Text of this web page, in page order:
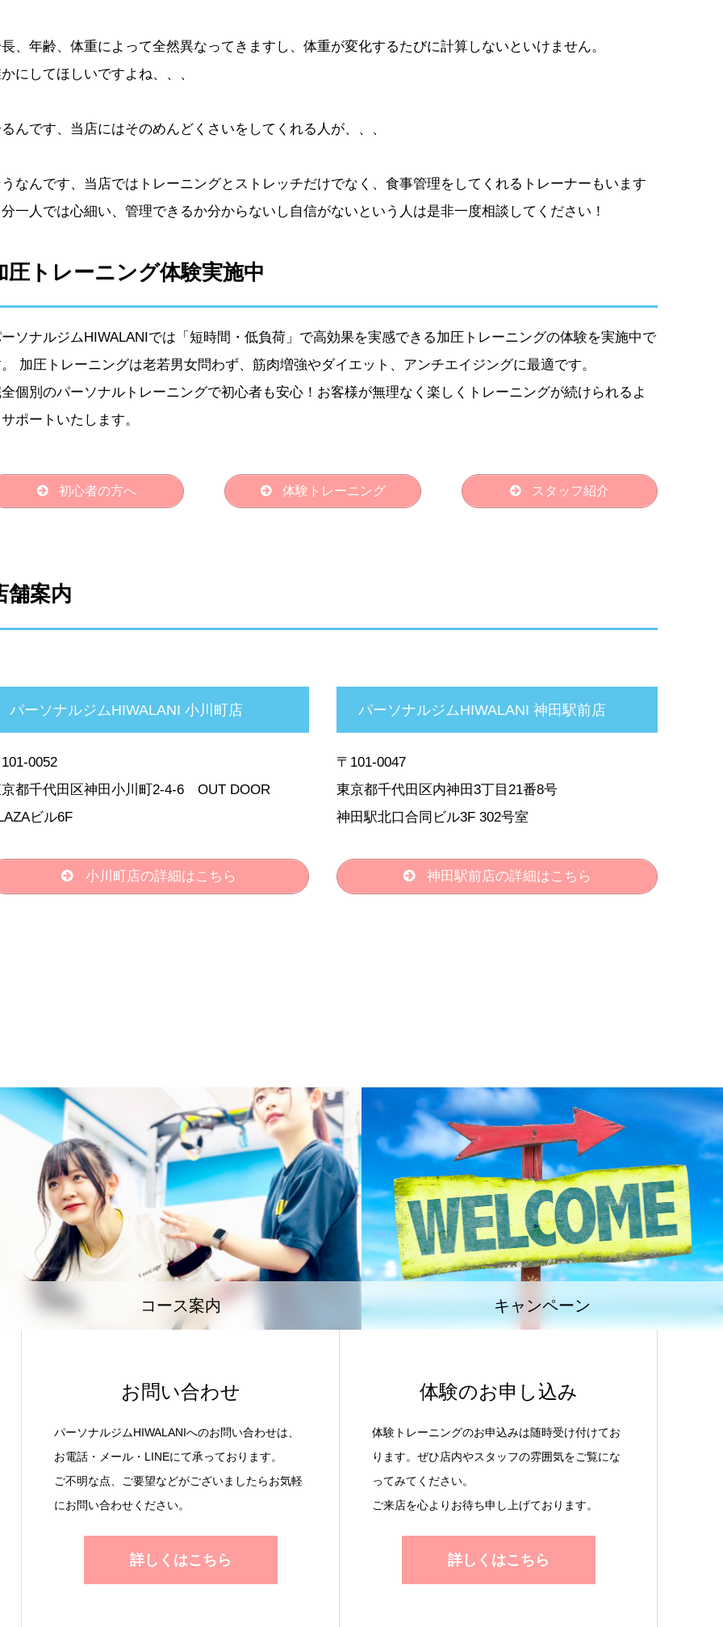
、年齢、体重によって全然異なってきますし、体重が変化するたびに計算しないといけません。
にしてほしいですよね、、、
るんです、当店にはそのめんどくさいをしてくれる人が、、、
なんです、当店ではトレーニングとストレッチだけでなく、食事管理をしてくれるトレーナーもいます
分一人では心細い、管理できるか分からないし自信がないという人は是非一度相談してください！
圧トレーニング体験実施中
ソナルジムHIWALANIでは「短時間・低負荷」で高効果を実感できる加圧トレーニングの体験を実施中で
加圧トレーニングは老若男女問わず、筋肉増強やダイエット、アンチエイジングに最適です。
個別のパーソナルトレーニングで初心者も安心！お客様が無理なく楽しくトレーニングが続けられるよ
サポートいたします。
初心者の方へ 体験トレーニング スタッフ紹介
舗案内
パーソナルジムHIWALANI 小川町店
0052
都千代田区神田小川町2-4-6 OUT DOOR
ビル6F
小川町店の詳細はこちら
パーソナルジムHIWALANI 神田駅前店
〒101-0047
東京都千代田区内神田3丁目21番8号
神田駅北口合同ビル3F 302号室
神田駅前店の詳細はこちら
コース案内 キャンペーン
お問い合わせ
パーソナルジムHIWALANIへのお問い合わせは、
お電話・メール・LINEにて承っております。
ご不明な点、ご要望などがございましたらお気軽
にお問い合わせください。
詳しくはこちら
体験のお申し込み
体験トレーニングのお申込みは随時受け付けてお
ります。ぜひ店内やスタッフの雰囲気をご覧にな
ってみてください。
ご来店を心よりお待ち申し上げております。
詳しくはこちら